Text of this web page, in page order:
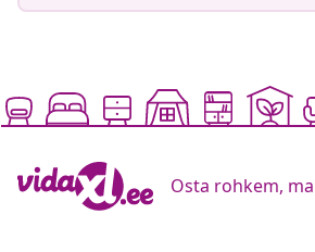
Osta rohkem,